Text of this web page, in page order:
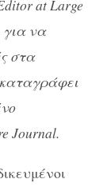
at Large
για να
στα
Journal.